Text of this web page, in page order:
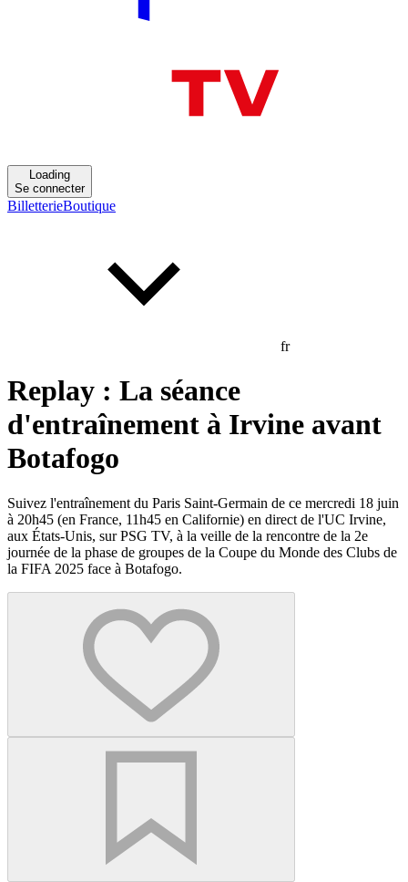
Loading
Se connecter
BilletterieBoutique
fr
Replay : La séance
d'entraînement à Irvine avant
Botafogo
Suivez l'entraînement du Paris Saint-Germain de ce mercredi 18 juin
à 20h45 (en France, 11h45 en Californie) en direct de l'UC Irvine,
aux États-Unis, sur PSG TV, à la veille de la rencontre de la 2e
journée de la phase de groupes de la Coupe du Monde des Clubs de
la FIFA 2025 face à Botafogo.